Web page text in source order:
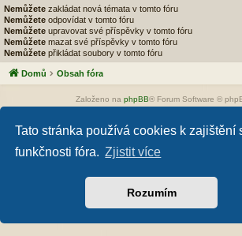
Tato stránka používá cookies k zajištění
funkčnosti fóra. Zjistit více
Rozumím
Nemůžete zakládat nová témata v tomto fóru
Nemůžete odpovídat v tomto fóru
Nemůžete upravovat své příspěvky v tomto fóru
Nemůžete mazat své příspěvky v tomto fóru
Nemůžete přikládat soubory v tomto fóru
Domů Obsah fóra
Založeno na phpBB® Forum Software ©
Český překlad – phpBB.cz